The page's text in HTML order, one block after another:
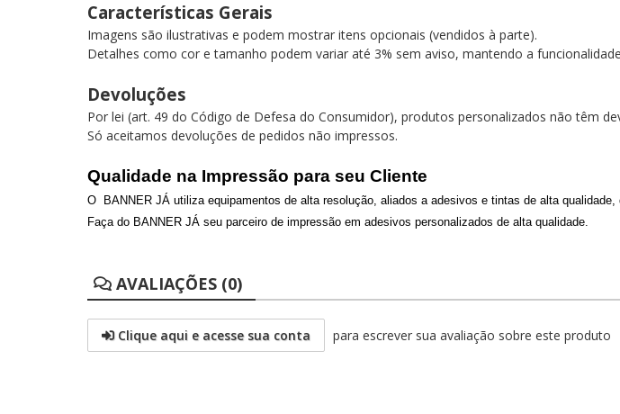
Características Gerais
Imagens são ilustrativas e podem mostrar itens opcionais (vendidos à parte).
Detalhes como cor e tamanho podem variar até 3% sem aviso, mantendo a
Devoluções
Por lei (art. 49 do Código de Defesa do Consumidor), produtos personalizados não têm
Só aceitamos devoluções de pedidos não impressos.
Qualidade na Impressão para seu Cliente
O BANNER JÁ utiliza equipamentos de alta resolução, aliados a adesivos e tintas de alta
Faça do BANNER JÁ seu parceiro de impressão em adesivos personalizados de alta qualidade.
AVALIAÇÕES (0)
Clique aqui e acesse sua conta para escrever sua avaliação sobre este produto